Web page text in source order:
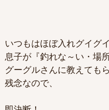
いつもはほぼ入れグイグ
息子が『釣れな～い・場
グーグルさんに教えても
残念なので、